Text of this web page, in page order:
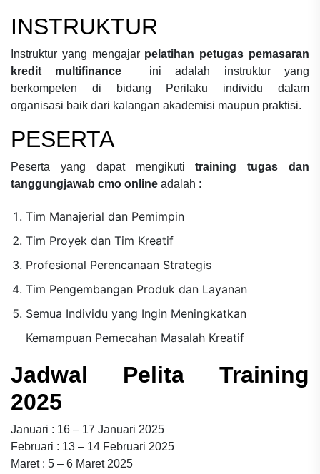
INSTRUKTUR
Instruktur yang mengajar pelatihan petugas pemasaran
kredit multifinance
ini adalah instruktur yang
berkompeten di bidang Perilaku individu dalam
organisasi baik dari kalangan akademisi maupun praktisi.
PESERTA
Peserta yang dapat mengikuti
training tugas dan
tanggungjawab cmo online adalah :
Tim Manajerial dan Pemimpin
Tim Proyek dan Tim Kreatif
Profesional Perencanaan Strategis
Tim Pengembangan Produk dan Layanan
Semua Individu yang Ingin Meningkatkan
Kemampuan Pemecahan Masalah Kreatif
Jadwal Pelita Training
2025
Januari : 16 – 17 Januari 2025
Februari : 13 – 14 Februari 2025
Maret : 5 – 6 Maret 2025